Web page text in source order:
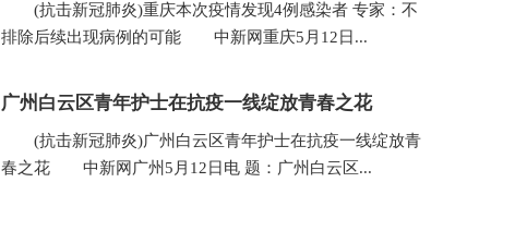
(抗击新冠肺炎)重庆本次疫情发现4例感染者 专家：不
排除后续出现病例的可能 中新网重庆5月12日...
广州白云区青年护士在抗疫一线绽放青春之花
(抗击新冠肺炎)广州白云区青年护士在抗疫一线绽放青
春之花 中新网广州5月12日电 题：广州白云区...